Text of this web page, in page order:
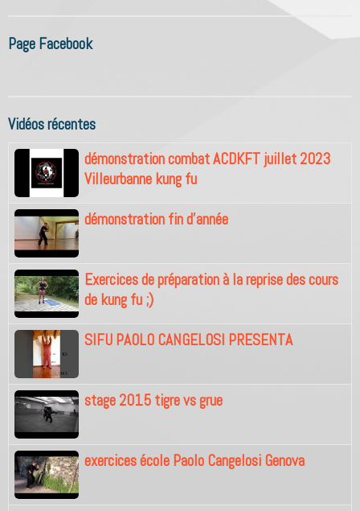
Page Facebook
Vidéos récentes
démonstration combat ACDKFT juillet 2023
Villeurbanne kung fu
démonstration fin d'année
Exercices de préparation à la reprise des cours
de kung fu ;)
SIFU PAOLO CANGELOSI PRESENTA
stage 2015 tigre vs grue
exercices école Paolo Cangelosi Genova